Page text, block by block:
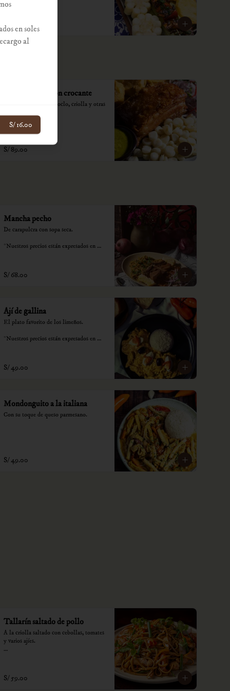
*Nuestros precios están expresados en
S/ 89.00
Panceta de lechon crocante
Con papas doradas, choclo, criolla y otras
*Nuestros precios están expresados en
recargo al consumo.
S/ 89.00
Mancha pecho
De carapulcra con sopa seca.
*Nuestros precios están expresados en
S/ 68.00
Ají de gallina
El plato favorito de los limeños.
*Nuestros precios están expresados en
S/ 49.00
Mondonguito a la italiana
Con su toque de queso parmesano.
S/ 49.00
Tallarín saltado de pollo
A la criolla saltado con cebollas, tomates
y varios ajíes.
recargo al consumo.
S/ 59.00
en soles
al
S/ 16.00